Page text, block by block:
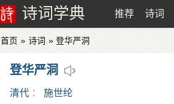
诗词学典 推荐 诗词
首页 » 诗词 » 登华严洞
登华严洞
清代 ： 施世纶